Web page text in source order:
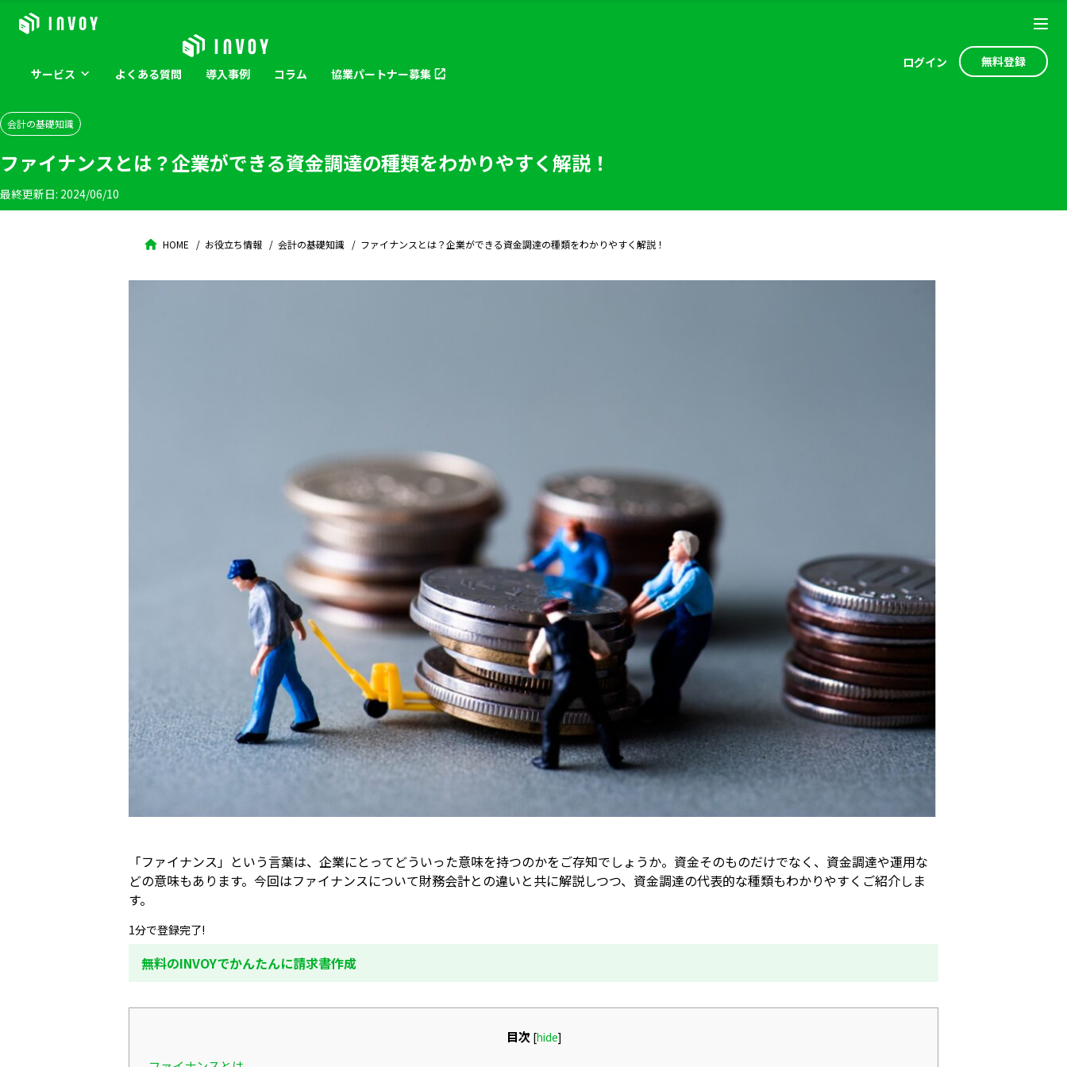
サービス よくある質問 導入事例 コラム 協業パートナー募集
ログイン 無料登録
会計の基礎知識
ファイナンスとは？企業ができる資金調達の種類をわかりやすく解説！
最終更新日: 2024/06/10
HOME お役立ち情報 会計の基礎知識 ファイナンスとは？企業ができる資金調達の種類をわかりやすく解説！
「ファイナンス」という言葉は、企業にとってどういった意味を持つのかをご存知でしょうか。資金そのものだけでなく、資金調達や運用な
どの意味もあります。今回はファイナンスについて財務会計との違いと共に解説しつつ、資金調達の代表的な種類もわかりやすくご紹介しま
す。
1分で登録完了!
無料のINVOYでかんたんに請求書作成
目次 [hide]